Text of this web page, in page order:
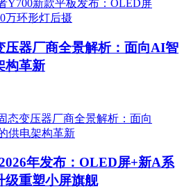
压器厂商全景解析：面向AI智
构革新
年发布：OLED屏+新A系
级重塑小屏旗舰